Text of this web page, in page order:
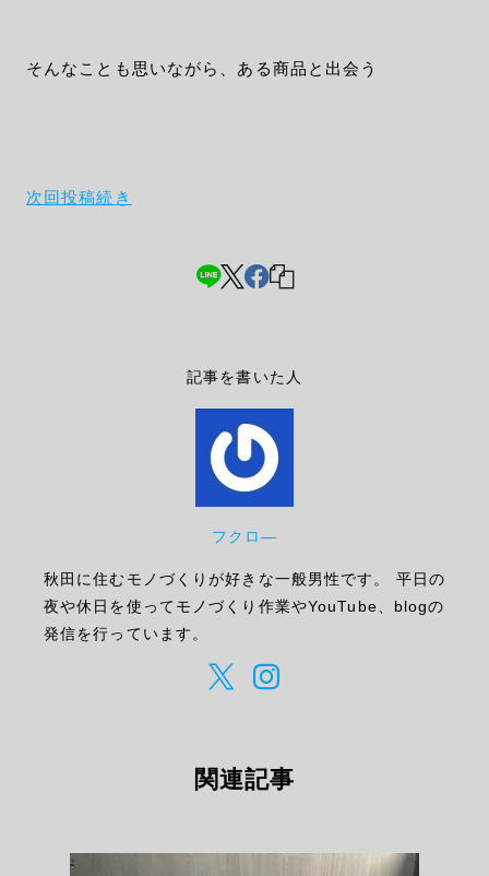
そんなことも思いながら、ある商品と出会う
次回投稿続き
記事を書いた人
フクロ―
秋田に住むモノづくりが好きな一般男性です。 平日の
夜や休日を使ってモノづくり作業やYouTube、blogの
発信を行っています。
関連記事